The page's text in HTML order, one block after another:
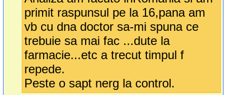
primit raspunsul pe la 16,pana am
vb cu dna doctor sa-mi spuna ce
trebuie sa mai fac ...dute la
farmacie...etc a trecut timpul f
repede.
Peste o sapt nerg la control.